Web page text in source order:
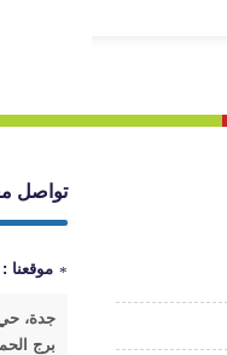
تواصل
موقعنا :
جدة، حي
برج